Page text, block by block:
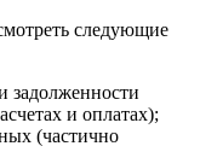
следующие
задолженности
и оплатах);
(частично